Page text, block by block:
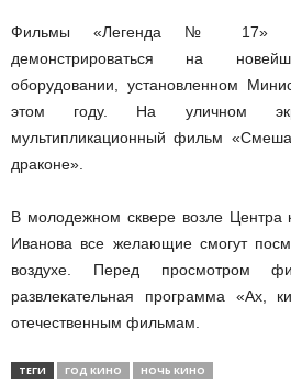
Фильмы «Легенда № 17» и
демонстрироваться на
оборудовании, установленном
этом году. На уличном
мультипликационный фильм
драконе».
В молодежном сквере возле Центра
Иванова все желающие смогут
воздухе. Перед просмотром
развлекательная программа «Ах,
отечественным фильмам.
ТЕГИ ГОД КИНО НОЧЬ КИНО